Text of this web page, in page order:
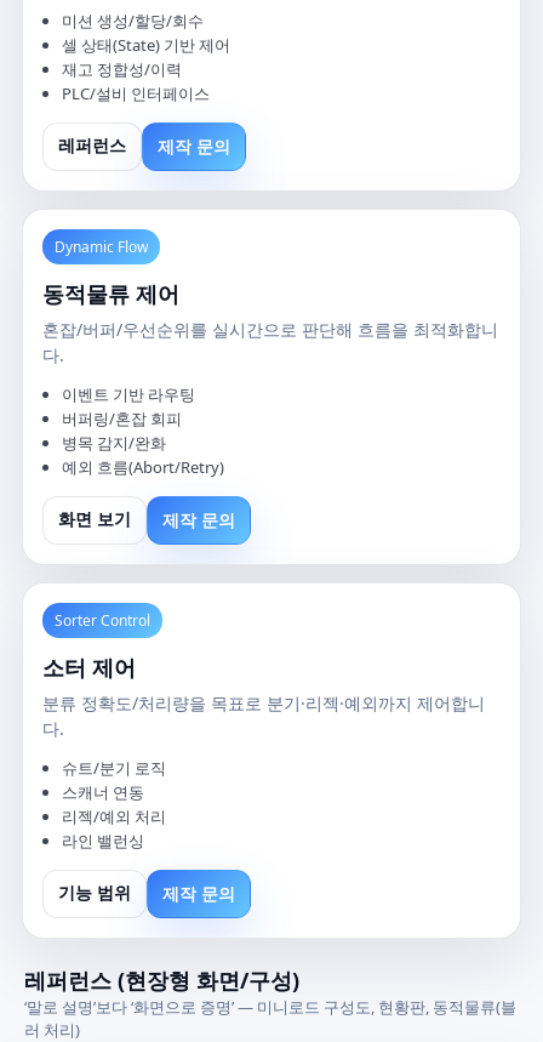
미션 생성/할당/회수
셀 상태(State) 기반 제어
재고 정합성/이력
PLC/설비 인터페이스
레퍼런스 제작 문의
Dynamic Flow
동적물류 제어
혼잡/버퍼/우선순위를 실시간으로 판단해 흐름을 최적화합니
다.
이벤트 기반 라우팅
버퍼링/혼잡 회피
병목 감지/완화
예외 흐름(Abort/Retry)
화면 보기 제작 문의
Sorter Control
소터 제어
분류 정확도/처리량을 목표로 분기·리젝·예외까지 제어합니
다.
슈트/분기 로직
스캐너 연동
리젝/예외 처리
라인 밸런싱
기능 범위 제작 문의
레퍼런스 (현장형 화면/구성)
‘말로 설명’보다 ‘화면으로 증명’ — 미니로드 구성도, 현황판, 동적물류(블
러 처리)